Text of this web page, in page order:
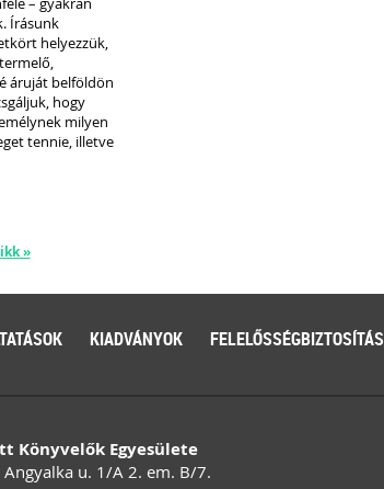
Írásunk
helyezzük,
áruját belföldön
hogy
milyen
tennie, illetve
»
KIADVÁNYOK FELELŐSSÉGBIZTOSÍTÁS
Könyvelők Egyesülete
u. 1/A 2. em. B/7.